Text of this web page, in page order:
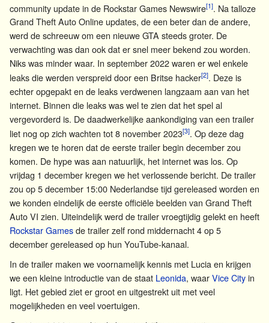
community update in de Rockstar Games Newswire[1]. Na talloze
Grand Theft Auto Online updates, de een beter dan de andere,
werd de schreeuw om een nieuwe GTA steeds groter. De
verwachting was dan ook dat er snel meer bekend zou worden.
Niks was minder waar. In september 2022 waren er wel enkele
leaks die werden verspreid door een Britse hacker[2]. Deze is
echter opgepakt en de leaks verdwenen langzaam aan van het
internet. Binnen die leaks was wel te zien dat het spel al
vergevorderd is. De daadwerkelijke aankondiging van een trailer
liet nog op zich wachten tot 8 november 2023[3]. Op deze dag
kregen we te horen dat de eerste trailer begin december zou
komen. De hype was aan natuurlijk, het internet was los. Op
vrijdag 1 december kregen we het verlossende bericht. De trailer
zou op 5 december 15:00 Nederlandse tijd gereleased worden en
we konden eindelijk de eerste officiële beelden van Grand Theft
Auto VI zien. Uiteindelijk werd de trailer vroegtijdig gelekt en heeft
Rockstar Gamesde trailer zelf rond middernacht 4 op 5
december gereleased op hun YouTube-kanaal.
In de trailer maken we voornamelijk kennis met Lucia en krijgen
we een kleine introductie van de staat Leonida, waarVice Cityin
ligt. Het gebied ziet er groot en uitgestrekt uit met veel
mogelijkheden en veel voertuigen.